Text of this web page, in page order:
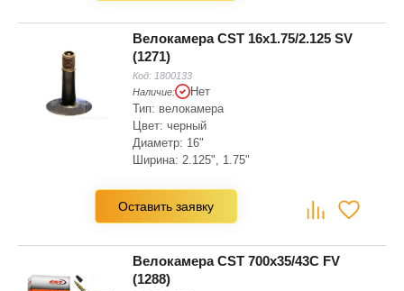
Велокамера CST 16x1.75/2.125 SV
(1271)
Код: 1800133
Наличие:
Нет
Тип: велокамера
Цвет: черный
Диаметр: 16"
Ширина: 2.125", 1.75"
Оставить заявку
Велокамера CST 700x35/43C FV
(1288)